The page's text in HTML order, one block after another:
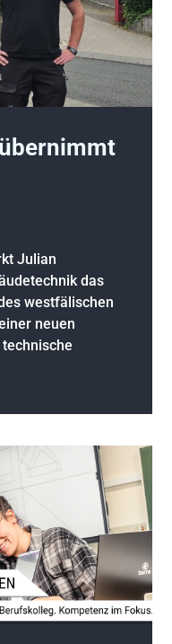
Julian
das
westfälischen
neuen